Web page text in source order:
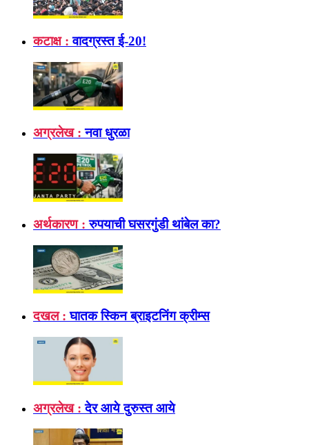
कटाक्ष : वादग्रस्त ई-20!
अग्रलेख : नवा धुरळा
अर्थकारण : रुपयाची घसरगुंडी थांबेल का?
दखल : घातक स्किन ब्राइटनिंग क्रीम्स
अग्रलेख : देर आये दुरुस्त आये